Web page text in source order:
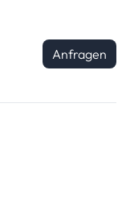
Anfragen